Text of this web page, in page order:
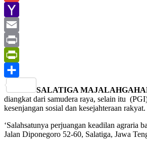
Gmail
Yahoo
Mail
Email
Print
PrintFriendly
SALATIGA
diangkat dari samudera raya, selain itu
kesenjangan sosial dan kesejahteraan rakyat.
‘Salahsatunya perjuangan keadilan agraria
Jalan Diponegoro 52-60, Salatiga, Jawa